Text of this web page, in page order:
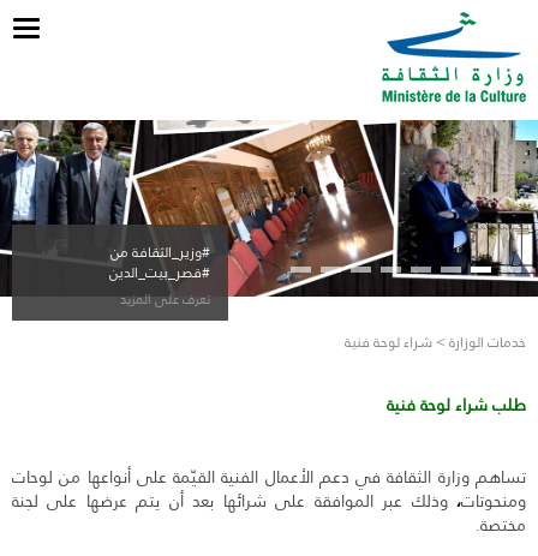
#وزير_الثقافة من
#قصر_بيت_الدين
تعرف على المزيد
خدمات الوزارة > شراء لوحة فنية
طلب شراء لوحة فنية
تساهم وزارة الثقافة في دعم الأعمال الفنية القيّمة على أنواعها من لوحات
ومنحوتات، وذلك عبر الموافقة على شرائها بعد أن يتم عرضها على لجنة
مختصة.